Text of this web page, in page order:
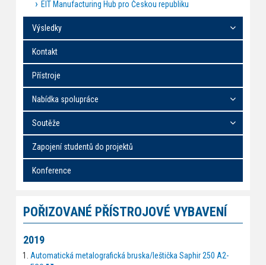
EIT Manufacturing Hub pro Českou republiku
Výsledky
Kontakt
Přístroje
Nabídka spolupráce
Soutěže
Zapojení studentů do projektů
Konference
POŘIZOVANÉ PŘÍSTROJOVÉ VYBAVENÍ
2019
Automatická metalografická bruska/leštička Saphir 250 A2-